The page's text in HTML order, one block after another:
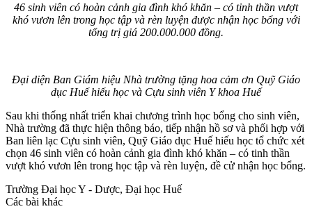
46 sinh viên có hoàn cảnh gia đình khó khăn – có tinh thần vượt
khó vươn lên trong học tập và rèn luyện được nhận học bổng với
tổng trị giá 200.000.000 đồng.
Đại diện Ban Giám hiệu Nhà trường tặng hoa cảm ơn Quỹ Giáo
dục Huế hiếu học và Cựu sinh viên Y khoa Huế
Sau khi thống nhất triển khai chương trình học bổng cho sinh viên,
Nhà trường đã thực hiện thông báo, tiếp nhận hồ sơ và phối hợp với
Ban liên lạc Cựu sinh viên, Quỹ Giáo dục Huế hiếu học tổ chức xét
chọn 46 sinh viên có hoàn cảnh gia đình khó khăn – có tinh thần
vượt khó vươn lên trong học tập và rèn luyện, đề cử nhận học bổng.
Trường Đại học Y - Dược, Đại học Huế
Các bài khác